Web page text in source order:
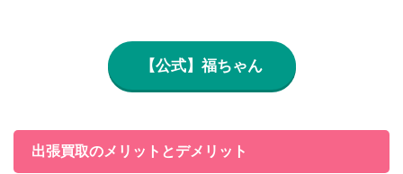
【公式】福ちゃん
出張買取のメリットとデメリット